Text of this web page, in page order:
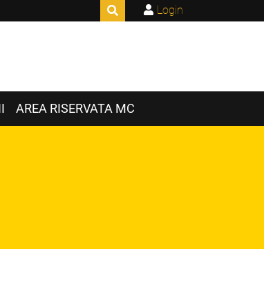
Login
AREA RISERVATA MC